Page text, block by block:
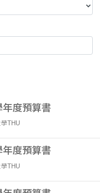
度預算書
THU
度預算書
THU